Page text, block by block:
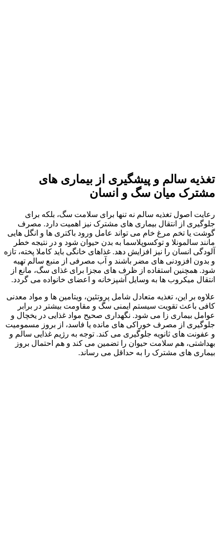
تغذیه سالم و پیشگیری از بیماری‌ های
مشترک میان سگ و انسان
رعایت اصول تغذیه سالم نه‌ تنها برای سلامت سگ، بلکه برای
جلوگیری از انتقال بیماری‌ های مشترک نیز اهمیت دارد. مصرف
گوشت یا تخم‌ مرغ خام می‌ تواند عامل ورود باکتری‌ ها و انگل‌ هایی
مانند سالمونلا و توکسوپلاسما به بدن حیوان شود و در نتیجه خطر
آلودگی انسان را نیز افزایش دهد. غذاهای خانگی باید کاملا پخته، تازه
و بدون افزودنی‌ های مضر باشند و آب مصرفی از منبع سالم تهیه
شود. همچنین استفاده از ظرف‌ های مجزا برای غذای سگ، مانع از
انتقال میکروب‌ ها به وسایل آشپزخانه و اعضای خانواده می‌ گردد.
علاوه بر این، تغذیه متعادل شامل پروتئین، ویتامین‌ ها و مواد معدنی
کافی باعث تقویت سیستم ایمنی سگ و مقاومت بیشتر در برابر
عوامل بیماری‌ زا می‌ شود. نگهداری صحیح مواد غذایی در یخچال و
جلوگیری از مصرف خوراکی‌ های مانده یا فاسد، از بروز مسمومیت
و عفونت‌ های ثانویه جلوگیری می‌ کند. توجه به رژیم غذایی سالم و
بهداشتی، هم سلامت حیوان را تضمین می‌ کند و هم احتمال بروز
بیماری‌ های مشترک را به حداقل می‌ رساند.